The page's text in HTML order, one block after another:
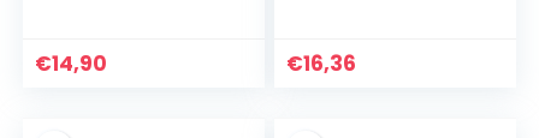
Hundespielzeug mit
Knisterpapier, Tau-
€14,90
Hase und Karotte,
5er-Pack, Orange
€16,36